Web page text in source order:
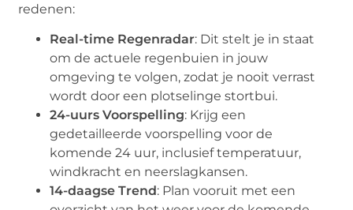
redenen:
Real-time Regenradar: Dit stelt je in staat
om de actuele regenbuien in jouw
omgeving te volgen, zodat je nooit verrast
wordt door een plotselinge stortbui.
24-uurs Voorspelling: Krijg een
gedetailleerde voorspelling voor de
komende 24 uur, inclusief temperatuur,
windkracht en neerslagkansen.
14-daagse Trend: Plan vooruit met een